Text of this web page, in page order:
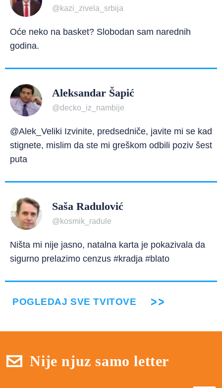
@kazi_zivela_srbija
Oće neko na basket? Slobodan sam narednih
godina.
Aleksandar Šapić
@decko_iz_nambije
@Alek_Veliki Izvinite, predsedniče, javite mi se kad
stignete, mislim da ste mi greškom odbili poziv šest
puta
Saša Radulović
@kosmik_radule
Ništa mi nije jasno, natalna karta je pokazivala da
sigurno prelazimo cenzus #kradja #blato
POGLEDAJ SVE TVITOVE
Nije njuz samo letter